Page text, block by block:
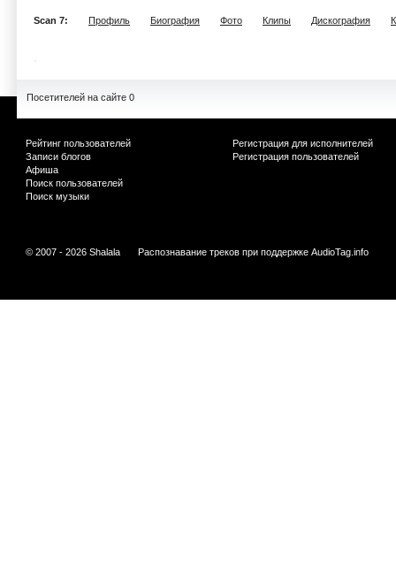
Scan 7: Профиль Биография Фото Клипы Дискография
Посетителей на сайте 0
Рейтинг пользователей
Записи блогов
Афиша
Поиск пользователей
Поиск музыки
Регистрация для исполнителей
Регистрация пользователей
© 2007 - 2026 Shalala Распознавание треков при поддержке AudioTag.info